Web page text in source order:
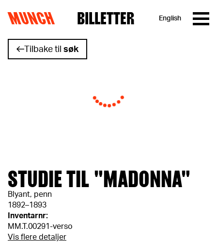
Hopp til innhold
MUNCH BILLETTER English
Tilbake til søk
STUDIE TIL "MADONNA"
Blyant, penn
1892–1893
Inventarnr:
MM.T.00291-verso
Vis flere detaljer